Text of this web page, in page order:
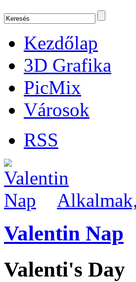
Kezdőlap
3D Grafika
PicMix
Városok
RSS
Valentin Nap
Valenti's Day